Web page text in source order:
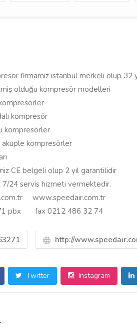
firmamız istanbul merkeli olup
olduğu kompresör modelleri
kompresör
kompresörler
kompresörler
CE belgeli olup 2 yıl garantilidir
7/24 servis hizmeti vermektedir.
www.speedair.com.tr
pbx fax 0212 486 32 74
http://
Twitter Instagram